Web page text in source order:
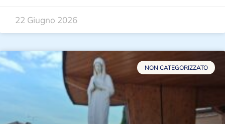
22 Giugno 2026
NON CATEGORIZZATO